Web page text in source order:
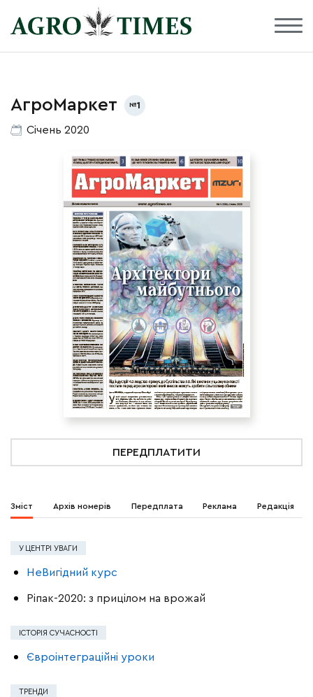
АгроМаркет 1
Січень 2020
ПЕРЕДПЛАТИТИ
Зміст Архів номерів Передплата Реклама Редакція
У ЦЕНТРІ УВАГИ
НеВигідний курс
Ріпак-2020: з прицілом на врожай
ІСТОРІЯ СУЧАСНОСТІ
Євроінтеграційні уроки
ТРЕНДИ